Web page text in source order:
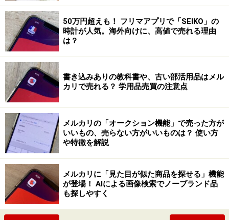
50万円超えも！ フリマアプリで「SEIKO」の
時計が人気。海外向けに、高値で売れる理由
は？
書き込みありの教科書や、古い部活用品はメル
カリで売れる？ 学用品売買の注意点
メルカリの「オークション機能」で売った方が
いいもの、売らない方がいいものは？ 使い方
や特徴を解説
メルカリに「見た目が似た商品を探せる」機能
が登場！ AIによる画像検索でノーブランド品
も探しやすく